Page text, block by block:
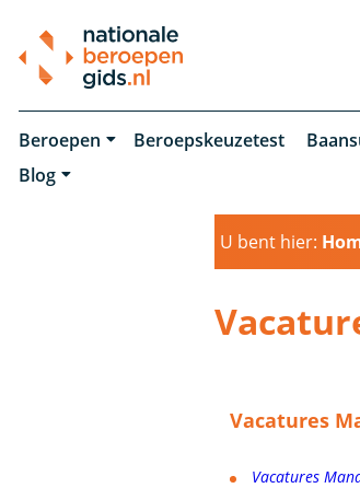
Beroepen Beroepskeuzetest
Blog
U bent hier:
Vacatures
Vacatures